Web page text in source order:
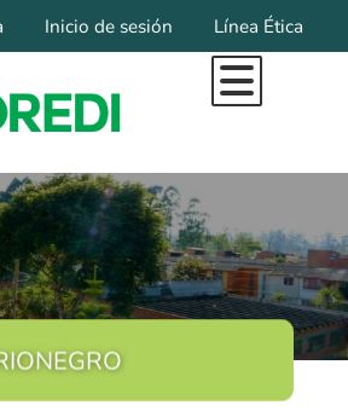
Inicio de sesión Línea Ética
Inicio
Todo Lo Que Somos
Marca Diocesana
Organigrama
Pilares Institucionales
Misional